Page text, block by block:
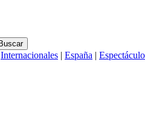
Internacionales | España |